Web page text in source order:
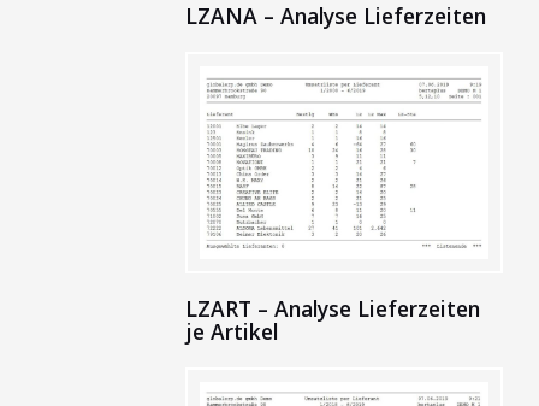
LZANA – Analyse Lieferzeiten
LZART – Analyse Lieferzeiten
je Artikel